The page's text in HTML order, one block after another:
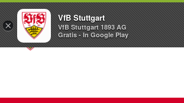
×
VfB Stuttgart
VfB Stuttgart 1893 AG
Gratis - In Google Play